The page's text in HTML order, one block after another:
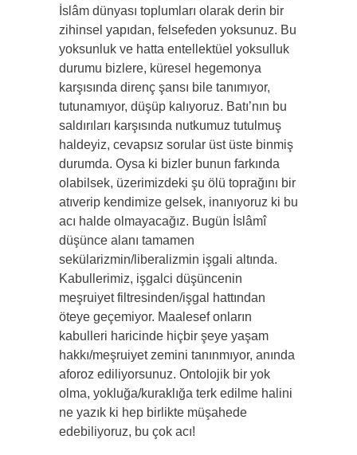
İslâm dünyası toplumları olarak derin bir
zihinsel yapıdan, felsefeden yoksunuz. Bu
yoksunluk ve hatta entellektüel yoksulluk
durumu bizlere, küresel hegemonya
karşısında direnç şansı bile tanımıyor,
tutunamıyor, düşüp kalıyoruz. Batı’nın bu
saldırıları karşısında nutkumuz tutulmuş
haldeyiz, cevapsız sorular üst üste binmiş
durumda. Oysa ki bizler bunun farkında
olabilsek, üzerimizdeki şu ölü toprağını bir
atıverip kendimize gelsek, inanıyoruz ki bu
acı halde olmayacağız. Bugün İslâmî
düşünce alanı tamamen
sekülarizmin/liberalizmin işgali altında.
Kabullerimiz, işgalci düşüncenin
meşruiyet filtresinden/işgal hattından
öteye geçemiyor. Maalesef onların
kabulleri haricinde hiçbir şeye yaşam
hakkı/meşruiyet zemini tanınmıyor, anında
aforoz ediliyorsunuz. Ontolojik bir yok
olma, yokluğa/kuraklığa terk edilme halini
ne yazık ki hep birlikte müşahede
edebiliyoruz, bu çok acı!